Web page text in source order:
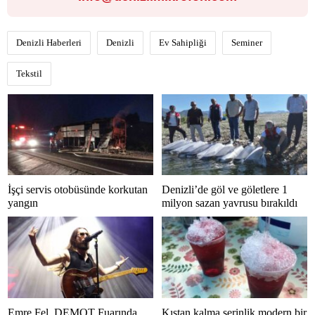
Denizli Haberleri Denizli Ev Sahipliği Seminer
Tekstil
İşçi servis otobüsünde korkutan
yangın
Denizli’de göl ve göletlere 1
milyon sazan yavrusu bırakıldı
Emre Fel, DEMOT Fuarında Kıştan kalma serinlik modern bir